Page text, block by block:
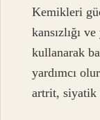
Kemikleri
kansızlığı
kullanarak
yardımcı
artrit, siyatik